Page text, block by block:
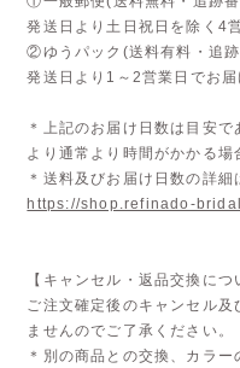
発送日より土日祝日を除く4
②ゆうパック(送料有料・追
発送日より1～2営業日でお届
＊上記のお届け日数は目安
より通常より時間がかかる場
＊送料及びお届け日数の詳
https://shop.refinado-
【キャンセル・返品交換につ
ご注文確定後のキャンセル及
ませんのでご了承ください。
＊別の商品との交換、カラ